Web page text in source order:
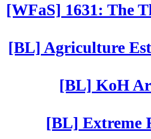
[WFaS] 1631: The
[BL] Agriculture
[BL] KoH
[BL] Extreme